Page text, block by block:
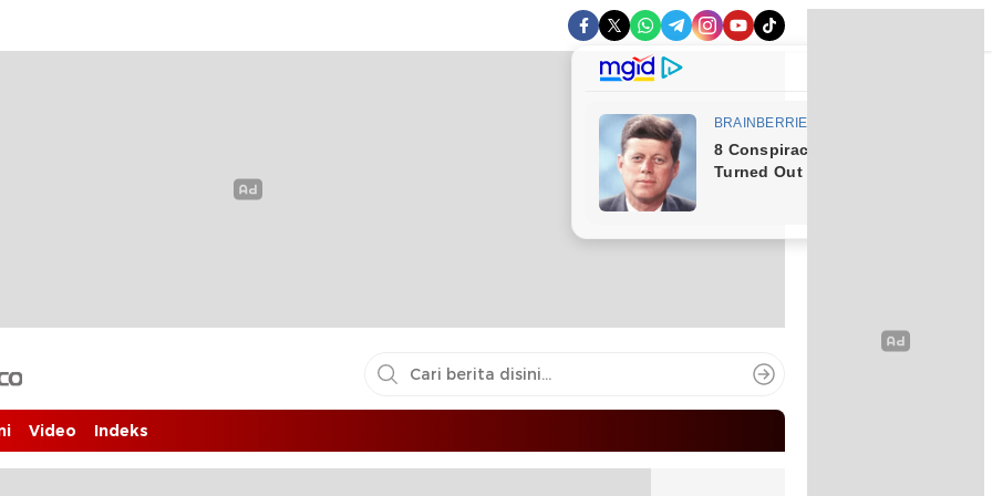
Video Indeks